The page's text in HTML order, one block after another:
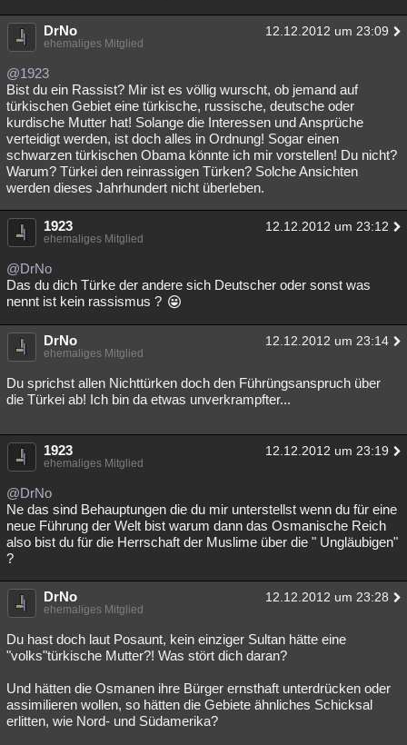
DrNo 12.12.2012 um 23:09
ehemaliges Mitglied
@1923
Bist du ein Rassist? Mir ist es völlig wurscht, ob jemand auf
türkischen Gebiet eine türkische, russische, deutsche oder
kurdische Mutter hat! Solange die Interessen und Ansprüche
verteidigt werden, ist doch alles in Ordnung! Sogar einen
schwarzen türkischen Obama könnte ich mir vorstellen! Du nicht?
Warum? Türkei den reinrassigen Türken? Solche Ansichten
werden dieses Jahrhundert nicht überleben.
1923 12.12.2012 um 23:12
ehemaliges Mitglied
@DrNo
Das du dich Türke der andere sich Deutscher oder sonst was
nennt ist kein rassismus ?
DrNo 12.12.2012 um 23:14
ehemaliges Mitglied
Du sprichst allen Nichttürken doch den Führüngsanspruch über
die Türkei ab! Ich bin da etwas unverkrampfter...
1923 12.12.2012 um 23:19
ehemaliges Mitglied
@DrNo
Ne das sind Behauptungen die du mir unterstellst wenn du für eine
neue Führung der Welt bist warum dann das Osmanische Reich
also bist du für die Herrschaft der Muslime über die " Ungläubigen"
?
DrNo 12.12.2012 um 23:28
ehemaliges Mitglied
Du hast doch laut Posaunt, kein einziger Sultan hätte eine
"volks"türkische Mutter?! Was stört dich daran?
Und hätten die Osmanen ihre Bürger ernsthaft unterdrücken oder
assimilieren wollen, so hätten die Gebiete ähnliches Schicksal
erlitten, wie Nord- und Südamerika?